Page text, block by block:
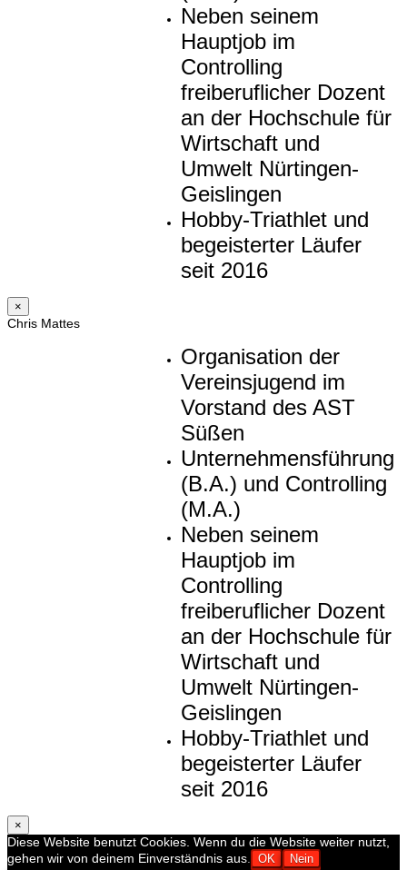
Neben seinem
Hauptjob im
Controlling
freiberuflicher Dozent
an der Hochschule für
Wirtschaft und
Umwelt Nürtingen-
Geislingen
Hobby-Triathlet und
begeisterter Läufer
seit 2016
×
Chris Mattes
Organisation der
Vereinsjugend im
Vorstand des AST
Süßen
Unternehmensführung
(B.A.) und Controlling
(M.A.)
Neben seinem
Hauptjob im
Controlling
freiberuflicher Dozent
an der Hochschule für
Wirtschaft und
Umwelt Nürtingen-
Geislingen
Hobby-Triathlet und
begeisterter Läufer
seit 2016
×
Diese Website benutzt Cookies. Wenn du die Website weiter nutzt,
gehen wir von deinem Einverständnis aus.
OK
Nein